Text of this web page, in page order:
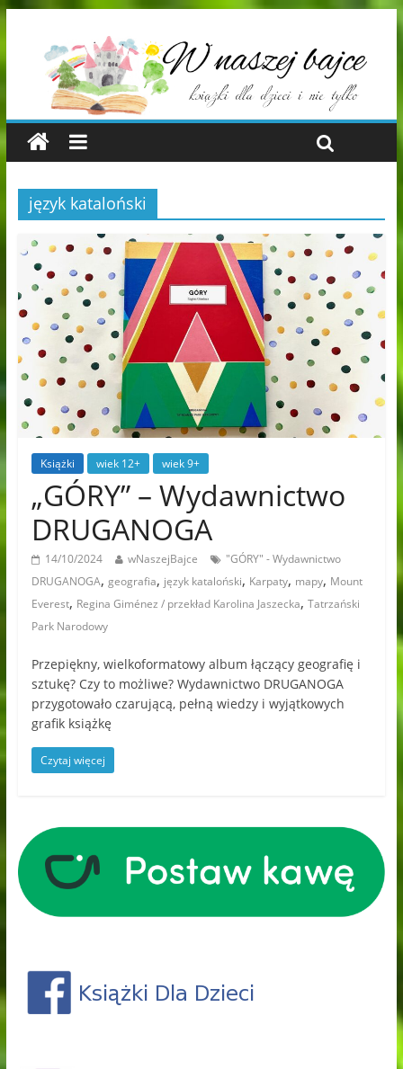
język kataloński
Książki wiek 12+ wiek 9+
„GÓRY” – Wydawnictwo
DRUGANOGA
14/10/2024 wNaszejBajce
"GÓRY" - Wydawnictwo
DRUGANOGA, geografia, język kataloński, Karpaty, mapy, Mount
Everest, Regina Giménez / przekład Karolina Jaszecka, Tatrzański
Park Narodowy
Przepiękny, wielkoformatowy album łączący geografię i
sztukę? Czy to możliwe? Wydawnictwo DRUGANOGA
przygotowało czarującą, pełną wiedzy i wyjątkowych
grafik książkę
Czytaj więcej